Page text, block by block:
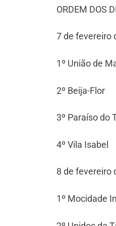
ORDEM DOS
7 de fevereiro
1º União de
2º Beija-Flor
3º Paraíso do
4º Vila Isabel
8 de fevereiro
1º Mocidade